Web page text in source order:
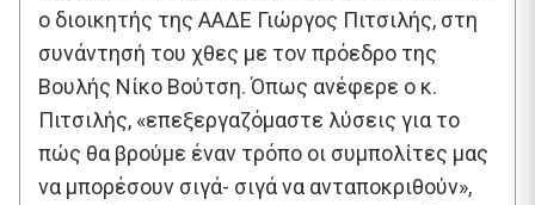
ο διοικητής της ΑΑΔΕ Γιώργος Πιτσιλής, στη
συνάντησή του χθες με τον πρόεδρο της
Βουλής Νίκο Βούτση. Όπως ανέφερε ο κ.
Πιτσιλής, «επεξεργαζόμαστε λύσεις για το
πώς θα βρούμε έναν τρόπο οι συμπολίτες μας
να μπορέσουν σιγά- σιγά να ανταποκριθούν»,